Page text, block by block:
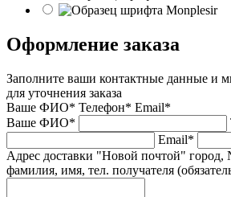
Оформление заказа
Заполните ваши контактные данные и
для уточнения заказа
Ваше ФИО* Телефон* Email*
Ваше ФИО*
Email*
Адрес доставки "Новой почтой" город,
фамилия, имя, тел. получателя